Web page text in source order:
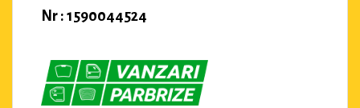
Nr : 1590044524